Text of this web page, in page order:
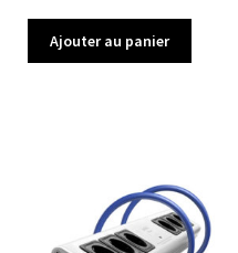
Ajouter au panier